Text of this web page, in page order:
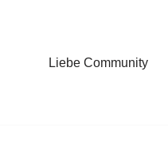
Liebe Community